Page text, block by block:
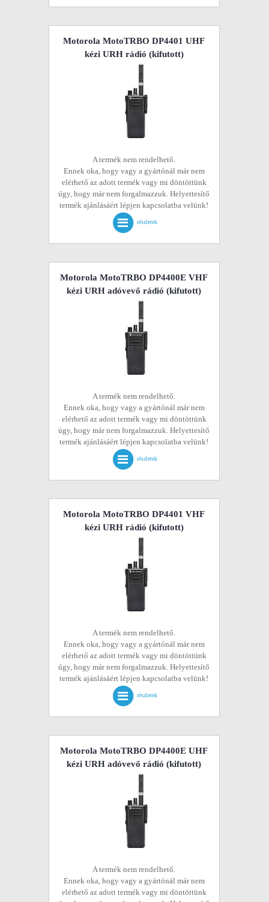
Motorola MotoTRBO DP4401 UHF
kézi URH rádió (kifutott)
A termék nem rendelhető.
Ennek oka, hogy vagy a gyártónál már nem
elérhető az adott termék vagy mi döntöttünk
úgy, hogy már nem forgalmazzuk. Helyettesítő
termék ajánlásáért lépjen kapcsolatba velünk!
részletek
Motorola MotoTRBO DP4400E VHF
kézi URH adóvevő rádió (kifutott)
A termék nem rendelhető.
Ennek oka, hogy vagy a gyártónál már nem
elérhető az adott termék vagy mi döntöttünk
úgy, hogy már nem forgalmazzuk. Helyettesítő
termék ajánlásáért lépjen kapcsolatba velünk!
részletek
Motorola MotoTRBO DP4401 VHF
kézi URH rádió (kifutott)
A termék nem rendelhető.
Ennek oka, hogy vagy a gyártónál már nem
elérhető az adott termék vagy mi döntöttünk
úgy, hogy már nem forgalmazzuk. Helyettesítő
termék ajánlásáért lépjen kapcsolatba velünk!
részletek
Motorola MotoTRBO DP4400E UHF
kézi URH adóvevő rádió (kifutott)
A termék nem rendelhető.
Ennek oka, hogy vagy a gyártónál már nem
elérhető az adott termék vagy mi döntöttünk